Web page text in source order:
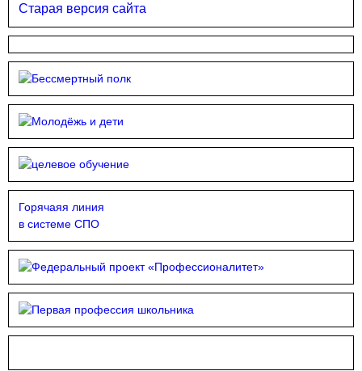
Старая версия сайта
Горячаяя линия
в системе СПО